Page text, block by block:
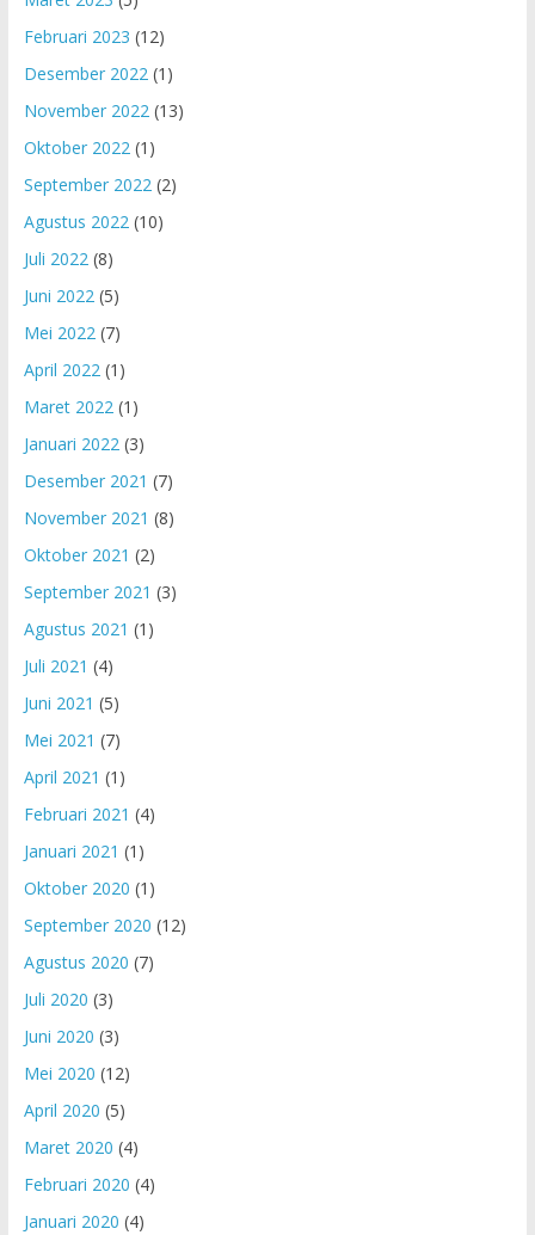
Februari 2023 (12)
Desember 2022(1)
November 2022(13)
Oktober 2022(1)
September 2022(2)
Agustus 2022(10)
Juli 2022(8)
Juni 2022(5)
Mei 2022(7)
April 2022(1)
Maret 2022(1)
Januari 2022(3)
Desember 2021 (7)
November 2021 (8)
Oktober 2021 (2)
September 2021 (3)
Agustus 2021 (1)
Juli 2021 (4)
Juni 2021 (5)
Mei 2021 (7)
April 2021 (1)
Februari 2021 (4)
Januari 2021 (1)
Oktober 2020 (1)
September 2020 (12)
Agustus 2020 (7)
Juli 2020 (3)
Juni 2020 (3)
Mei 2020 (12)
April 2020 (5)
Maret 2020 (4)
Februari 2020 (4)
Januari 2020 (4)